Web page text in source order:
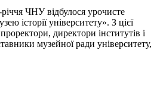
ЧНУ відбулося урочисте
історії університету». З цієї
директори інститутів і
музейної ради університету,